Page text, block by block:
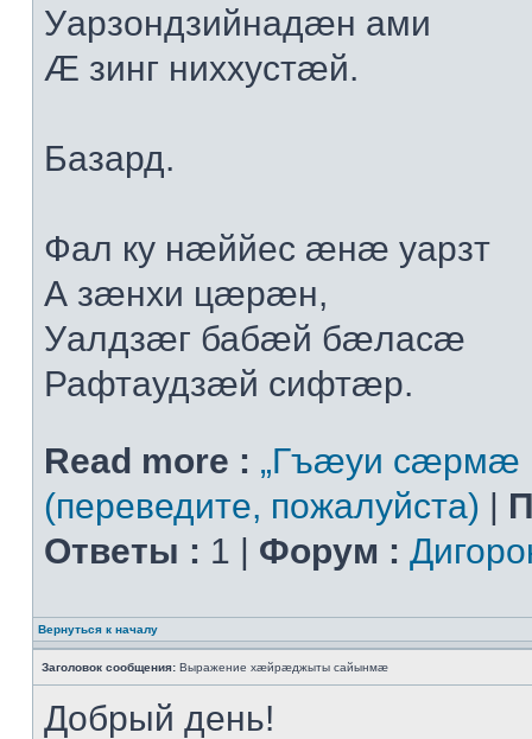
Уарзондзийнадæн ами
Æ зинг ниххустæй.
Базард.
Фал ку нæййес æнæ уарзт
А зæнхи цæрæн,
Уалдзæг бабæй бæласæ
Рафтаудзæй сифтæр.
Read more : „Гъæуи сæрмæ
(переведите, пожалуйста) |
Ответы : 1 | Форум :
Вернуться к началу
Заголовок сообщения: Выражение хæйрæджыты сайынмæ
Добрый день!